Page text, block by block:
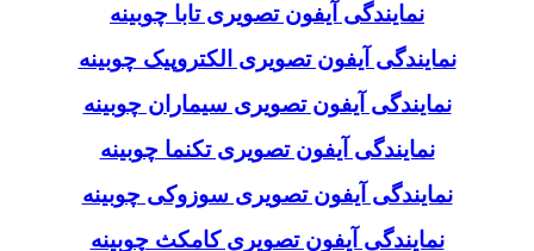
نمایندگی آیفون تصویری تابا چوبینه
نمایندگی آیفون تصویری الکتروپیک چوبینه
نمایندگی آیفون تصویری سیماران چوبینه
نمایندگی آیفون تصویری تکنما چوبینه
نمایندگی آیفون تصویری سوزوکی چوبینه
نمایندگی آیفون تصویری کامکث چوبینه